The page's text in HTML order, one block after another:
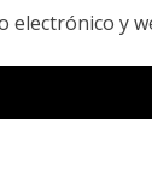
electrónico y